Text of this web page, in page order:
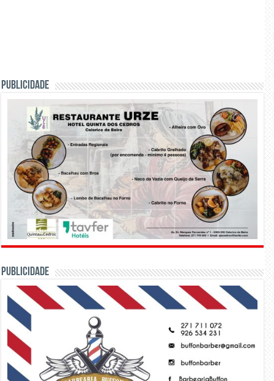
PUBLICIDADE
PUBLICIDADE